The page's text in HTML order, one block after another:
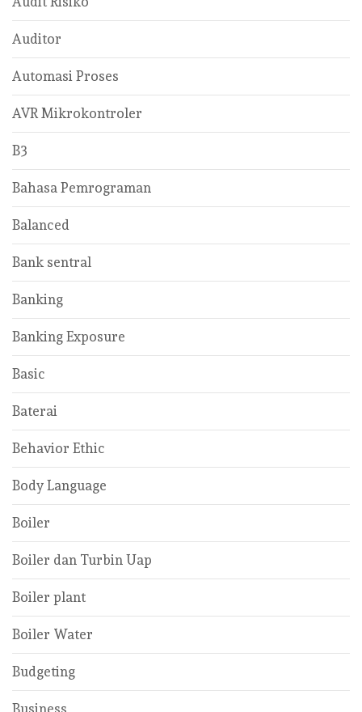
Auditor
Automasi Proses
AVR Mikrokontroler
B3
Bahasa Pemrograman
Balanced
Bank sentral
Banking
Banking Exposure
Basic
Baterai
Behavior Ethic
Body Language
Boiler
Boiler dan Turbin Uap
Boiler plant
Boiler Water
Budgeting
Business